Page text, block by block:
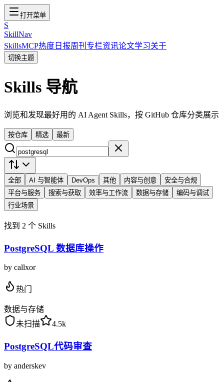
打开菜单
S
SkillNav
SkillsMCP热度 日报周刊 专栏资讯论文学习关于
切换主题
Skills 导航
浏览和发现最好用的 AI Agent Skills，按 GitHub 仓库分类展示
按仓库 精选 最新
全部 AI 与智能体 DevOps 其他 内容与创意
安全与合规
平台与服务
搜索与获取 效率与工作流 数据与存储
编码与调试
行业场景
找到 2 个 Skills
PostgreSQL 数据库操作
by callxor
热门
数据与存储
未扫描
4.5k
PostgreSQL代码审查
by anderskev